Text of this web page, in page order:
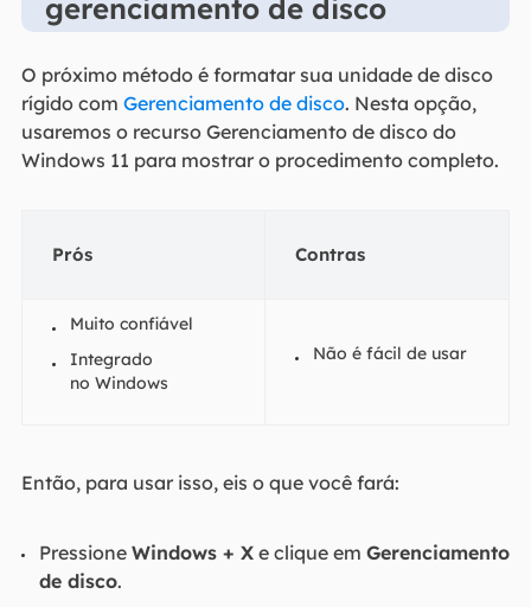
gerenciamento de disco
O próximo método é formatar sua unidade de disco
rígido com Gerenciamento de disco. Nesta opção,
usaremos o recurso Gerenciamento de disco do
Windows 11 para mostrar o procedimento completo.
Prós Contras
Muito confiável
Integrado
no Windows
Não é fácil de usar
Então, para usar isso, eis o que você fará:
Pressione Windows + Xe clique em Gerenciamento
de disco.